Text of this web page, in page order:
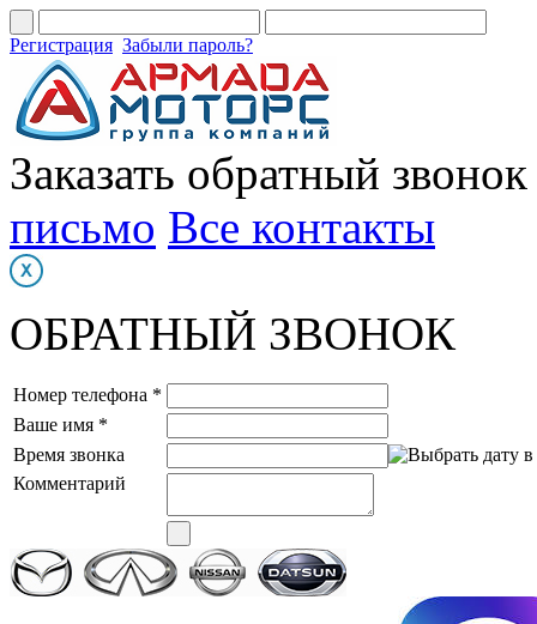
Регистрация Забыли пароль?
Заказать обратный звонок
письмо Все контакты
ОБРАТНЫЙ ЗВОНОК
Номер телефона *
Ваше имя *
Время звонка
Комментарий